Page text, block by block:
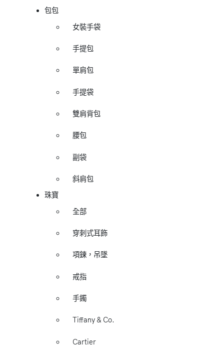
包包
女裝手袋
手提包
單肩包
手提袋
雙肩背包
腰包
副袋
斜肩包
珠寶
全部
穿刺式耳飾
項鍊，吊墜
戒指
手鐲
Tiffany & Co.
Cartier